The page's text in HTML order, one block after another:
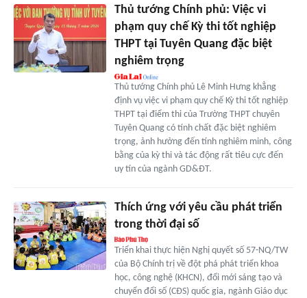
Thủ tướng Chính phủ: Việc vi
phạm quy chế Kỳ thi tốt nghiệp
THPT tại Tuyên Quang đặc biệt
nghiêm trọng
Thủ tướng Chính phủ Lê Minh Hưng khẳng
định vụ việc vi phạm quy chế Kỳ thi tốt nghiệp
THPT tại điểm thi của Trường THPT chuyên
Tuyên Quang có tính chất đặc biệt nghiêm
trọng, ảnh hưởng đến tính nghiêm minh, công
bằng của kỳ thi và tác động rất tiêu cực đến
uy tín của ngành GD&ĐT.
Thích ứng với yêu cầu phát triển
trong thời đại số
Triển khai thực hiện Nghị quyết số 57-NQ/TW
của Bộ Chính trị về đột phá phát triển khoa
học, công nghệ (KHCN), đổi mới sáng tạo và
chuyển đổi số (CĐS) quốc gia, ngành Giáo dục